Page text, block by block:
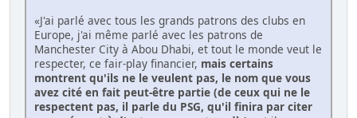
«J'ai parlé avec tous les grands patrons des clubs en
Europe, j'ai même parlé avec les patrons de
Manchester City à Abou Dhabi, et tout le monde veut le
respecter, ce fair-play financier, mais certains
montrent qu'ils ne le veulent pas, le nom que vous
avez cité en fait peut-être partie (de ceux qui ne le
respectent pas, il parle du PSG, qu'il finira par citer